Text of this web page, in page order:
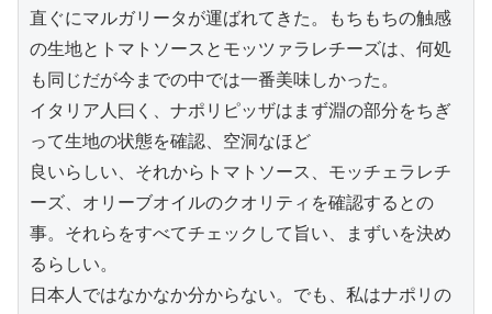
直ぐにマルガリータが運ばれてきた。もちもちの触感
の生地とトマトソースとモッツァラレチーズは、何処
も同じだが今までの中では一番美味しかった。
イタリア人曰く、ナポリピッザはまず淵の部分をちぎ
って生地の状態を確認、空洞なほど
良いらしい、それからトマトソース、モッチェラレチ
ーズ、オリーブオイルのクオリティを確認するとの
事。それらをすべてチェックして旨い、まずいを決め
るらしい。
日本人ではなかなか分からない。でも、私はナポリの